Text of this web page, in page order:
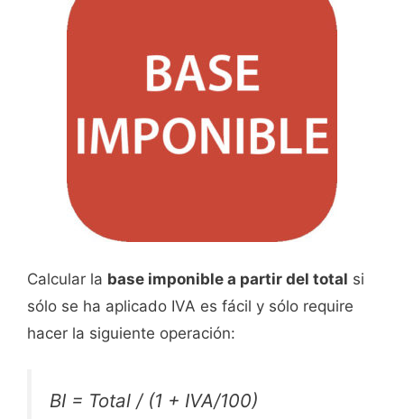
Calcular la base imponible a partir del total si
sólo se ha aplicado IVA es fácil y sólo require
hacer la siguiente operación:
BI = Total / (1 + IVA/100)